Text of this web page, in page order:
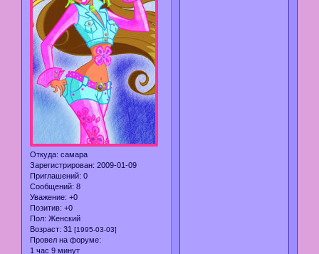
Откуда: самара
Зарегистрирован: 2009-01-09
Приглашений: 0
Сообщений: 8
Уважение: +0
Позитив: +0
Пол: Женский
Возраст: 31 [1995-03-03]
Провел на форуме:
1 час 9 минут